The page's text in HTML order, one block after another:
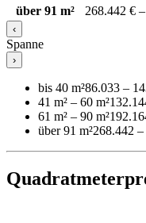
über 91 m²
268.442 €
‹
Spanne
›
bis 40 m²86.033 –
41 m² – 60 m²
61 m² – 90 m²
über 91 m²268.442